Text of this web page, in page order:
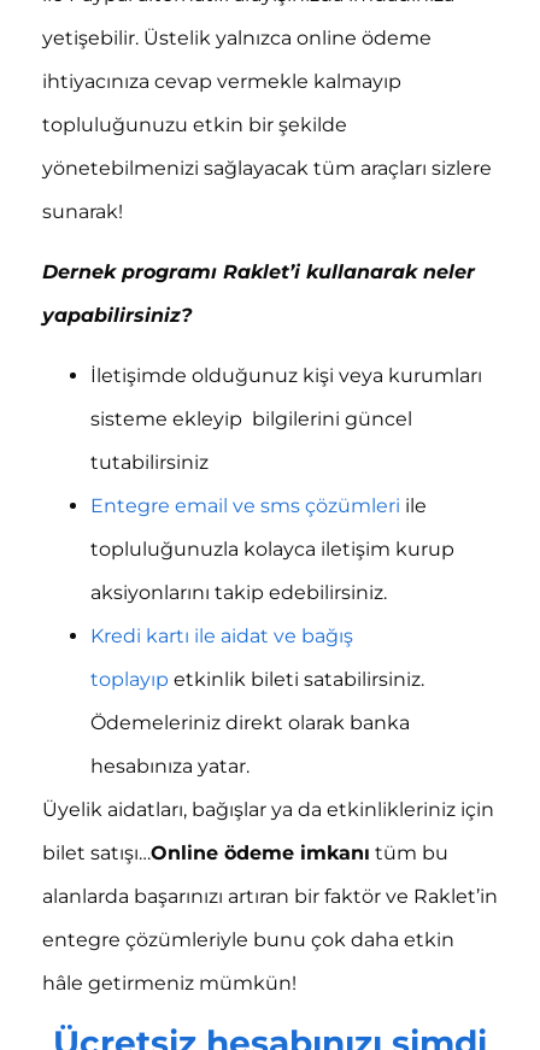
yetişebilir. Üstelik yalnızca online ödeme
ihtiyacınıza cevap vermekle kalmayıp
topluluğunuzu etkin bir şekilde
yönetebilmenizi sağlayacak tüm araçları sizlere
sunarak!
Dernek programı Raklet’i kullanarak neler
yapabilirsiniz?
İletişimde olduğunuz kişi veya kurumları
sisteme ekleyip bilgilerini güncel
tutabilirsiniz
Entegre email ve sms çözümleri ile
topluluğunuzla kolayca iletişim kurup
aksiyonlarını takip edebilirsiniz.
Kredi kartı ile aidat ve bağış
toplayıp etkinlik bileti satabilirsiniz.
Ödemeleriniz direkt olarak banka
hesabınıza yatar.
Üyelik aidatları, bağışlar ya da etkinlikleriniz için
bilet satışı…Online ödeme imkanı tüm bu
alanlarda başarınızı artıran bir faktör ve Raklet’in
entegre çözümleriyle bunu çok daha etkin
hâle getirmeniz mümkün!